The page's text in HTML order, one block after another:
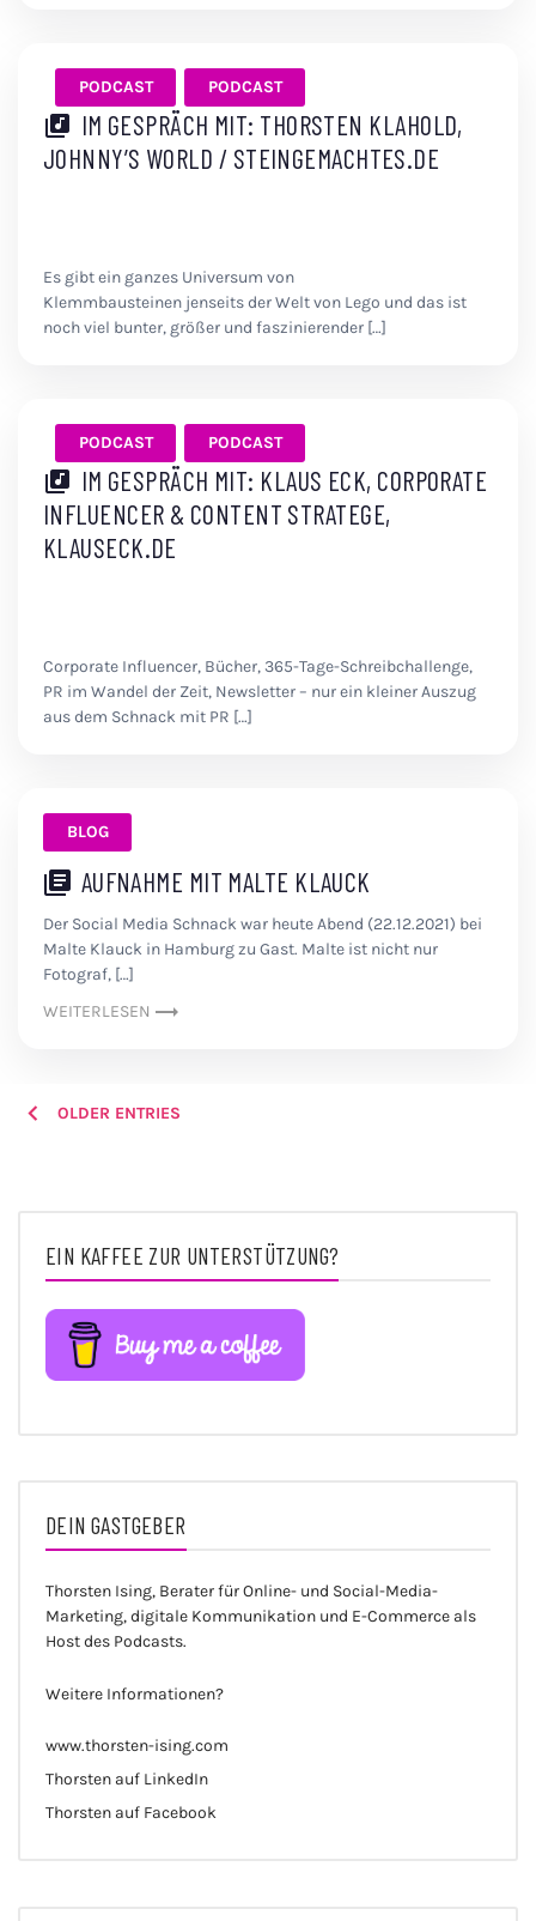
PODCAST PODCAST
IM GESPRÄCH MIT: THORSTEN KLAHOLD,
JOHNNY’S WORLD / STEINGEMACHTES.DE
Es gibt ein ganzes Universum von
Klemmbausteinen jenseits der Welt von Lego und das ist
noch viel bunter, größer und faszinierender […]
PODCAST PODCAST
IM GESPRÄCH MIT: KLAUS ECK, CORPORATE
INFLUENCER & CONTENT STRATEGE,
KLAUSECK.DE
Corporate Influencer, Bücher, 365-Tage-Schreibchallenge,
PR im Wandel der Zeit, Newsletter – nur ein kleiner Auszug
aus dem Schnack mit PR […]
BLOG
AUFNAHME MIT MALTE KLAUCK
Der Social Media Schnack war heute Abend (22.12.2021) bei
Malte Klauck in Hamburg zu Gast. Malte ist nicht nur
Fotograf, […]
WEITERLESEN
POSTSOLDER ENTRIES
EIN KAFFEE ZUR UNTERSTÜTZUNG?
DEIN GASTGEBER
Thorsten Ising, Berater für Online- und Social-Media-
Marketing, digitale Kommunikation und E-Commerce als
Host des Podcasts.
Weitere Informationen?
www.thorsten-ising.com
Thorsten auf LinkedIn
Thorsten auf Facebook